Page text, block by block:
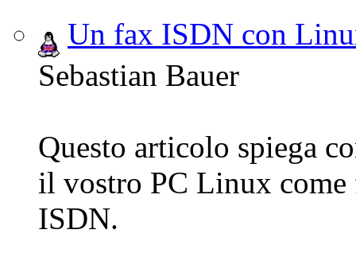
Un fax ISDN con
Sebastian Bauer
Questo articolo spiega
il vostro PC Linux come
ISDN.